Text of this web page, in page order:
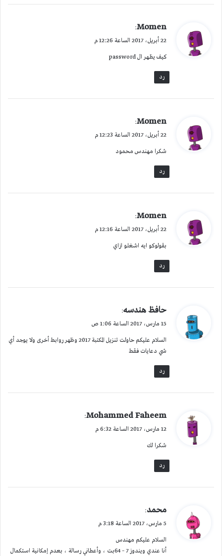
ي
ل
Momen
:
22 أبريل، 2017 الساعة 12:26 م
كيف يظهر ال password
رد
ي
ل
Momen
:
22 أبريل، 2017 الساعة 12:23 م
شكرا مهندس محمود
رد
ي
ل
Momen
:
22 أبريل، 2017 الساعة 12:16 م
بقولوكو ايه اشغلو ازاي
رد
ي
ل
حافظ هندسه:
15 مارس، 2017 الساعة 1:06 ص
السلام عليكم حاولت تنزيل المكتبة 2017 وظهر روابط أخرى ولا يوجد أي
شي دعايات فقط
رد
ي
ل
Mohammed Faheem
:
12 مارس، 2017 الساعة 6:32 م
شكرا لك
رد
ي
ل
محمد:
5 مارس، 2017 الساعة 3:18 م
السلام عليكم مهندس
أنا عندي ويندوز 7 – 64بت ، وأعطاني رسالة ، بعدم إمكانية استكمال